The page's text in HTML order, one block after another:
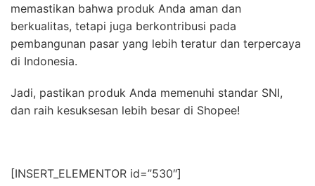
memastikan bahwa produk Anda aman dan
berkualitas, tetapi juga berkontribusi pada
pembangunan pasar yang lebih teratur dan terpercaya
di Indonesia.
Jadi, pastikan produk Anda memenuhi standar SNI,
dan raih kesuksesan lebih besar di Shopee!
[INSERT_ELEMENTOR id=”530″]